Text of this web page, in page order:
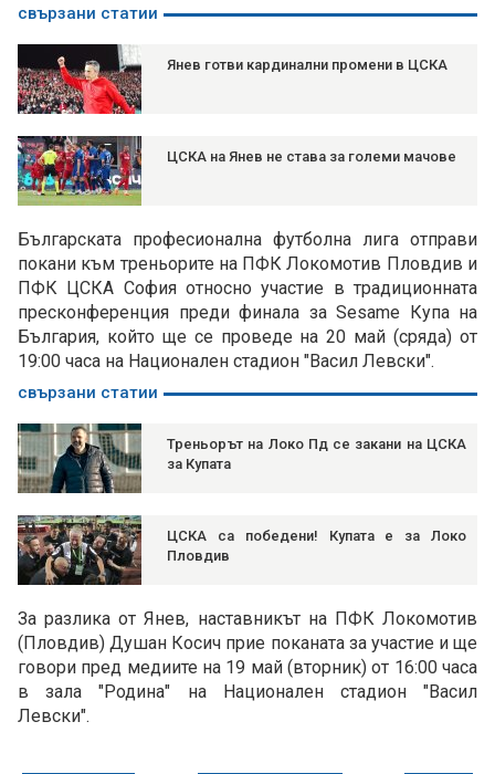
свързани статии
Янев готви кардинални промени в ЦСКА
ЦСКА на Янев не става за големи мачове
Българската професионална футболна лига отправи
покани към треньорите на ПФК Локомотив Пловдив и
ПФК ЦСКА София относно участие в традиционната
пресконференция преди финала за Sesame Купа на
България, който ще се проведе на 20 май (сряда) от
19:00 часа на Национален стадион "Васил Левски".
свързани статии
Треньорът на Локо Пд се закани на ЦСКА
за Купата
ЦСКА са победени! Купата е за Локо
Пловдив
За разлика от Янев, наставникът на ПФК Локомотив
(Пловдив) Душан Косич прие поканата за участие и ще
говори пред медиите на 19 май (вторник) от 16:00 часа
в зала "Родина" на Национален стадион "Васил
Левски".